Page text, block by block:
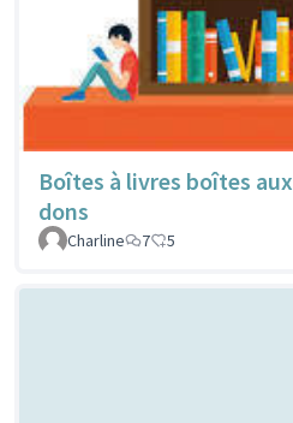
Boîtes à livres boîtes aux
dons
Charline
7 5